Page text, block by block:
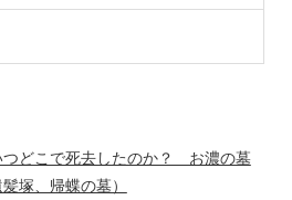
つどこで死去したのか？ お濃の墓
髪塚、帰蝶の墓）